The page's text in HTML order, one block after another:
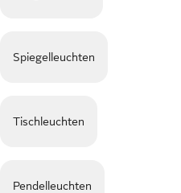
Spiegelleuchten
Tischleuchten
Pendelleuchten